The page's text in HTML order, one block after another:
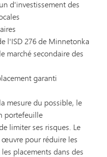
d'investissement des
l'ISD 276 de Minnetonka
marché secondaire des
garanti
mesure du possible, le
portefeuille
limiter ses risques. Le
pour réduire les
placements dans des